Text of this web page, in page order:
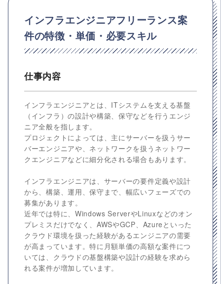
インフラエンジニアフリーランス案
件の特徴・単価・必要スキル
仕事内容
インフラエンジニアとは、ITシステムを支える基盤
（インフラ）の設計や構築、保守などを行うエンジ
ニア全般を指します。
プロジェクトによっては、主にサーバーを扱うサー
バーエンジニアや、ネットワークを扱うネットワー
クエンジニアなどに細分化される場合もあります。
インフラエンジニアは、サーバーの要件定義や設計
から、構築、運用、保守まで、幅広いフェーズでの
募集があります。
近年では特に、Windows ServerやLinuxなどのオン
プレミスだけでなく、AWSやGCP、Azureといった
クラウド環境を扱った経験があるエンジニアの需要
が高まっています。特に月額単価の高額な案件につ
いては、クラウドの基盤構築や設計の経験を求めら
れる案件が増加しています。